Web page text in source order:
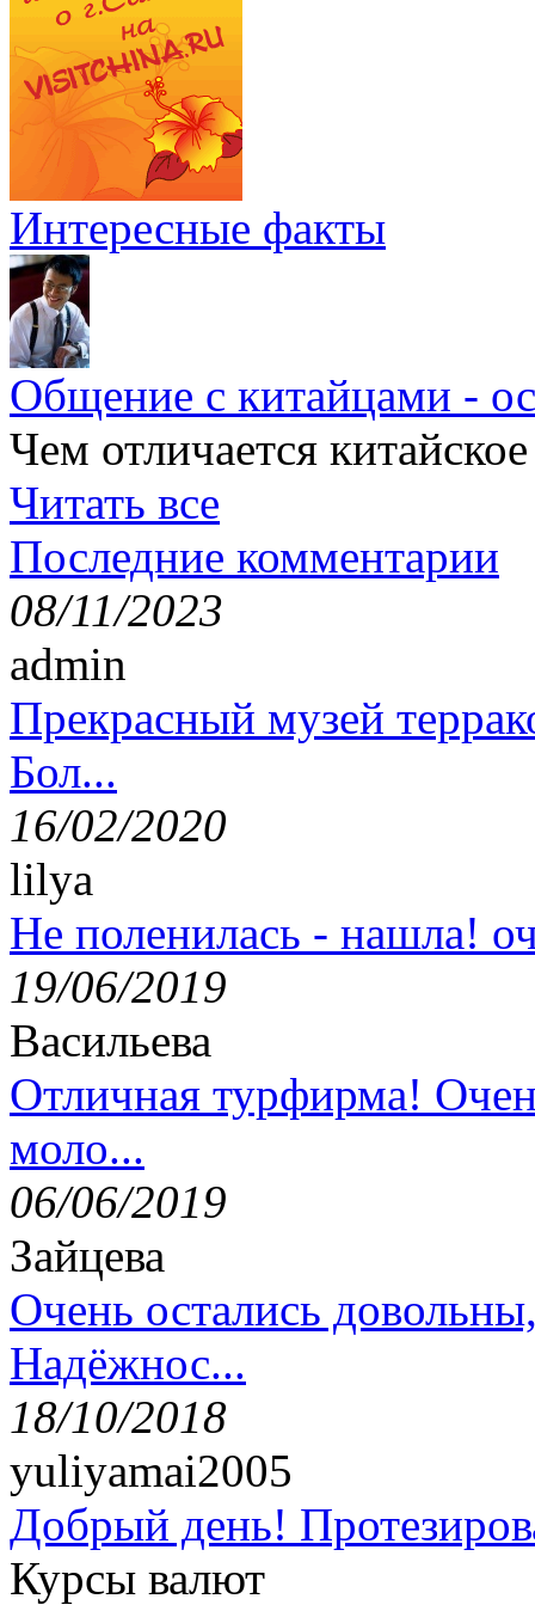
Интересные факты
Общение с китайцами -
Чем отличается
Читать все
Последние комментарии
08/11/2023
admin
Прекрасный музей
Бол...
16/02/2020
lilya
Не поленилась - нашла!
19/06/2019
Васильева
Отличная турфирма!
моло...
06/06/2019
Зайцева
Очень остались
Надёжнос...
18/10/2018
yuliyamai2005
Добрый день!
Курсы валют